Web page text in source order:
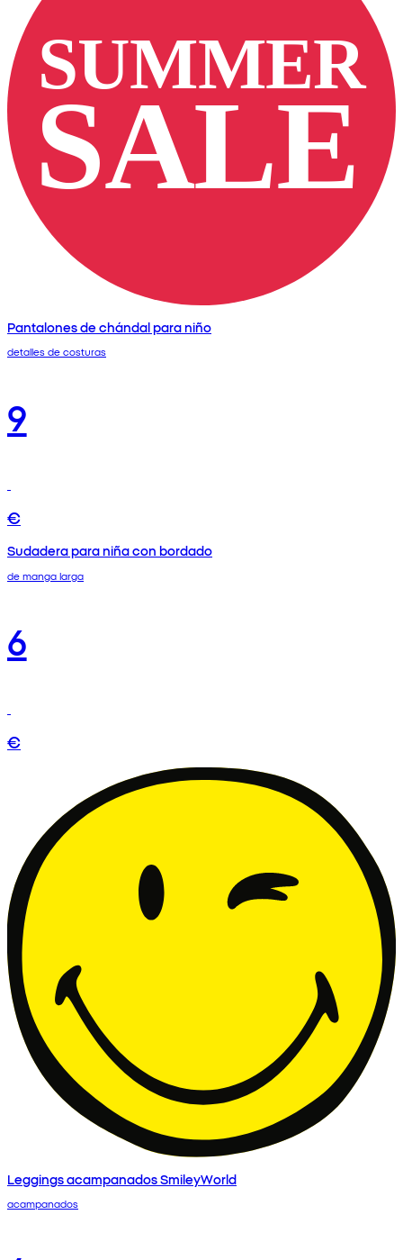
Pantalones de chándal para niño
detalles de costuras
9
€
Sudadera para niña con bordado
de manga larga
6
€
Leggings acampanados SmileyWorld
acampanados